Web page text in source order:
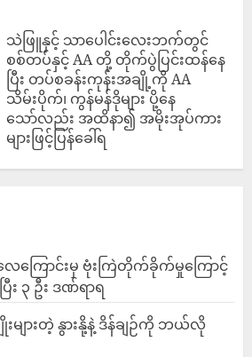
သဲဖြူနှင့် သာပေါင်းလေးဘက်တွင်
စစ်တပ်နှင့် AA တို့ တိုက်ပွဲပြင်းထန်‌နေ
ပြီး တပ်စခန်းကုန်းအချို့ကို AA
သိမ်းပိုက်၊ ကွန်မန်ဒိုများ ပို့နေ
သော်လည်း အထိနာ၍ အမိုးအုပ်ကား
များဖြင့်ပြန်ခေါ်ရ
ကြောင်းမှ ဗုံးကြဲတိုက်ခိုက်မှုကြောင့်
း ၃ ဦး ဒဏ်ရာရ
များတဲ့ နွားနို့နဲ့ ဒိန်ချဉ်ကို ဘယ်လို